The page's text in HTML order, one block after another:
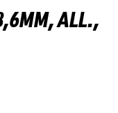
ALL.,